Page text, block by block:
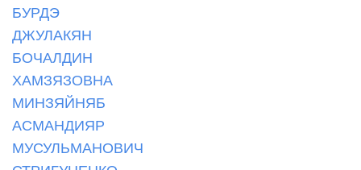
БУРДЭ
ДЖУЛАКЯН
БОЧАЛДИН
ХАМЗЯЗОВНА
МИНЗЯЙНЯБ
АСМАНДИЯР
МУСУЛЬМАНОВИЧ